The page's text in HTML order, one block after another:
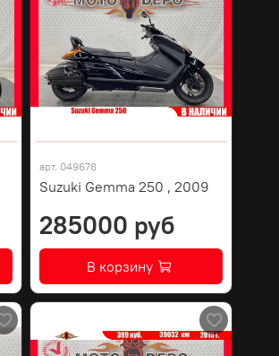
арт. 049678
Suzuki Gemma 250 , 2009
285000 руб
В корзину